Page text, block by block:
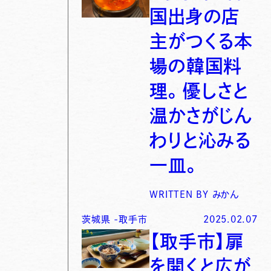
国出身の店
主がつくる本
場の韓国料
理。優しさと
温かさがじん
わりと沁みる
一皿。
WRITTEN BY みかん
茨城県 -取手市 2025.02.07
【取手市】扉
を開くと広が